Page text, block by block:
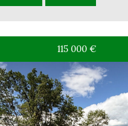
115 000 €